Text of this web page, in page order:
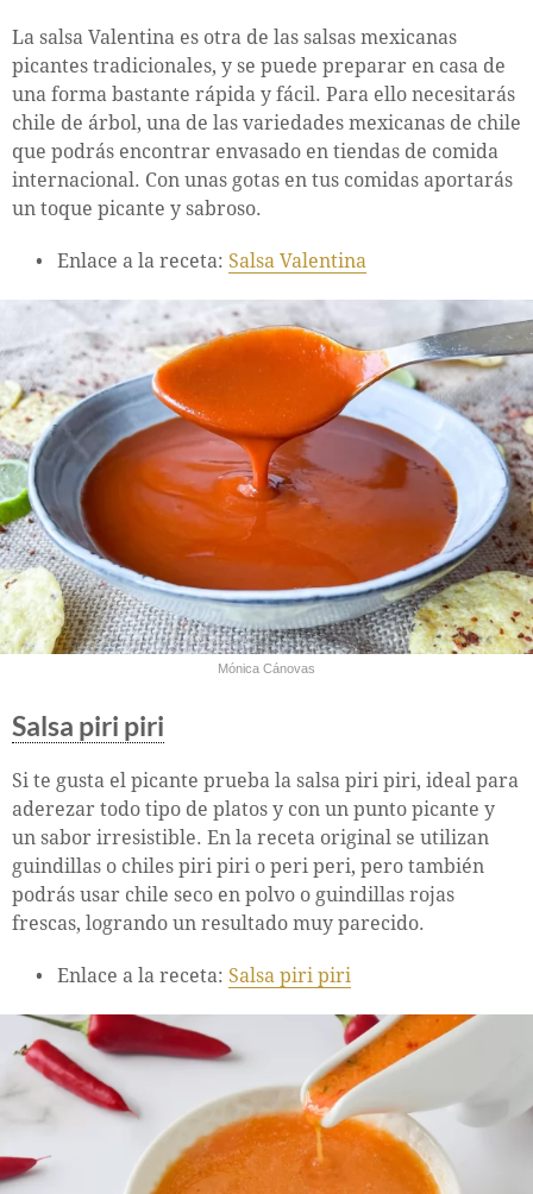
La salsa Valentina es otra de las salsas mexicanas
picantes tradicionales, y se puede preparar en casa de
una forma bastante rápida y fácil. Para ello necesitarás
chile de árbol, una de las variedades mexicanas de chile
que podrás encontrar envasado en tiendas de comida
internacional. Con unas gotas en tus comidas aportarás
un toque picante y sabroso.
Enlace a la receta: Salsa Valentina
Mónica Cánovas
Salsa piri piri
Si te gusta el picante prueba la salsa piri piri, ideal para
aderezar todo tipo de platos y con un punto picante y
un sabor irresistible. En la receta original se utilizan
guindillas o chiles piri piri o peri peri, pero también
podrás usar chile seco en polvo o guindillas rojas
frescas, logrando un resultado muy parecido.
Enlace a la receta: Salsa piri piri